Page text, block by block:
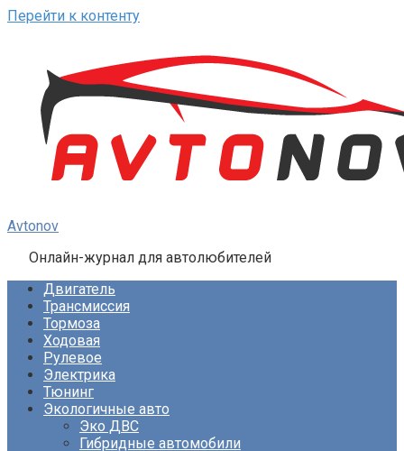
Перейти к контенту
Avtonov
Онлайн-журнал для автолюбителей
Двигатель
Трансмиссия
Тормоза
Ходовая
Рулевое
Электрика
Тюнинг
Экологичные авто
Эко ДВС
Гибридные автомобили